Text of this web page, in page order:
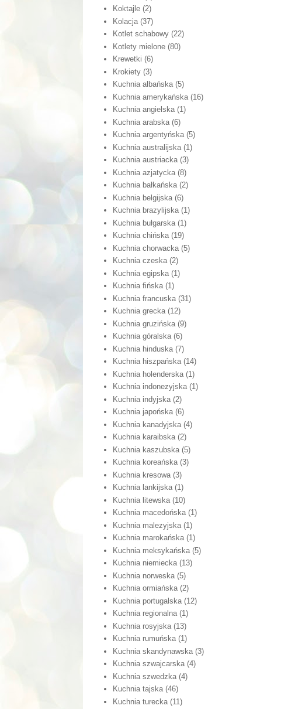
Koktajle (2)
Kolacja (37)
Kotlet schabowy (22)
Kotlety mielone (80)
Krewetki (6)
Krokiety (3)
Kuchnia albańska (5)
Kuchnia amerykańska (16)
Kuchnia angielska (1)
Kuchnia arabska (6)
Kuchnia argentyńska (5)
Kuchnia australijska (1)
Kuchnia austriacka (3)
Kuchnia azjatycka (8)
Kuchnia bałkańska (2)
Kuchnia belgijska (6)
Kuchnia brazylijska (1)
Kuchnia bułgarska (1)
Kuchnia chińska (19)
Kuchnia chorwacka (5)
Kuchnia czeska (2)
Kuchnia egipska (1)
Kuchnia fińska (1)
Kuchnia francuska (31)
Kuchnia grecka (12)
Kuchnia gruzińska (9)
Kuchnia góralska (6)
Kuchnia hinduska (7)
Kuchnia hiszpańska (14)
Kuchnia holenderska (1)
Kuchnia indonezyjska (1)
Kuchnia indyjska (2)
Kuchnia japońska (6)
Kuchnia kanadyjska (4)
Kuchnia karaibska (2)
Kuchnia kaszubska (5)
Kuchnia koreańska (3)
Kuchnia kresowa (3)
Kuchnia lankijska (1)
Kuchnia litewska (10)
Kuchnia macedońska (1)
Kuchnia malezyjska (1)
Kuchnia marokańska (1)
Kuchnia meksykańska (5)
Kuchnia niemiecka (13)
Kuchnia norweska (5)
Kuchnia ormiańska (2)
Kuchnia portugalska (12)
Kuchnia regionalna (1)
Kuchnia rosyjska (13)
Kuchnia rumuńska (1)
Kuchnia skandynawska (3)
Kuchnia szwajcarska (4)
Kuchnia szwedzka (4)
Kuchnia tajska (46)
Kuchnia turecka (11)